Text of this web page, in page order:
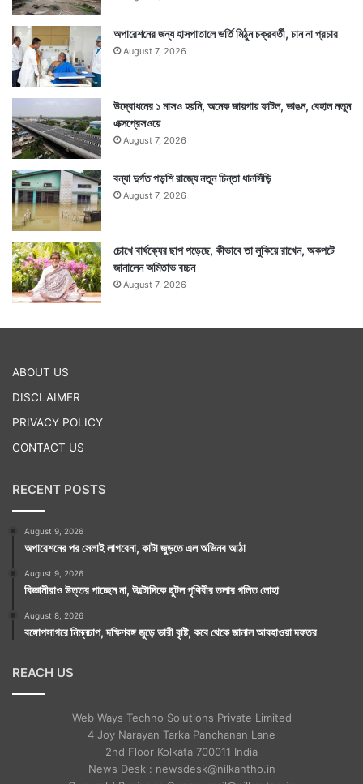
অপারেশনের জন্য হাসপাতালে ভর্তি মিঠুন চক্রবর্তী, চান না প্রচার
August 7, 2026
উদ্বোধনের ১ মাসও হয়নি, অনেক জায়গায় ফাটল, ভাঙন, বেহাল নতুন
এক্সপ্রেসওয়ে
August 7, 2026
বন্যা দুর্গত পড়শি রাজ্যে নতুন চিন্তা ধানসিঁড়ি
August 7, 2026
চোখে বার্ধক্যের ছাপ পড়েছে, কীভাবে তা লুকিয়ে রাখেন, অকপটে
জানালেন অমিতাভ বচ্চন
August 7, 2026
ABOUT US
DISCLAIMER
PRIVACY POLICY
CONTACT US
RECENT POSTS
August 9, 2026
অপারেশনের পর সেলাই লাগবেনা, কাটা জুড়তে এল অভিনব আঠা
August 9, 2026
বিজ্ঞানীরাও উত্তর পাচ্ছেন না, উল্টোদিকে ছুটল পৃথিবীর তলার গলিত লোহা
August 8, 2026
বঙ্গোপসাগরে নিম্নচাপ, দক্ষিণবঙ্গ জুড়ে ভারী বৃষ্টি, কবে থেকে জানাল আবহাওয়া দফতর
REACH US
Web Ways Techno Solutions Private Limited
4 Joy Narayan Tarka Panchanan Lane
2nd Floor Kolkata 700011 India
News Desk : newsdesk@nilkantho.in